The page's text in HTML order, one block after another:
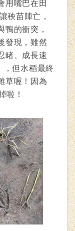
用嘴巴在田
秧苗陣亡，
鴨的衝突，
發現，雖然
睹、成長速
，但水稻最終
草喔！因為
啦！